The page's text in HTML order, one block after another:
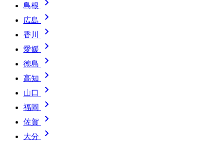
島根 
広島 
香川 
愛媛 
徳島 
高知 
山口 
福岡 
佐賀 
大分 